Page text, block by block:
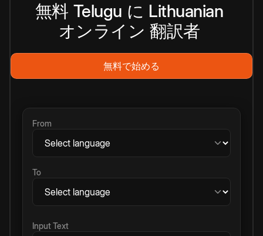
無料 Telugu に Lithuanian
オンライン 翻訳者
無料で始める
From
To
Input Text